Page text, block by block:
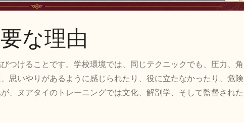
な理由
つけることです。学校環境では、同じテクニックでも、圧力、角
思いやりがあるように感じられたり、役に立たなかったり、危険
、ヌアタイのトレーニングでは文化、解剖学、そして監督された